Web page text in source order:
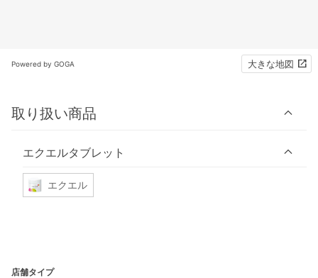
Powered by GOGA 大きな地図
取り扱い商品
エクエルタブレット
エクエル
店舗タイプ